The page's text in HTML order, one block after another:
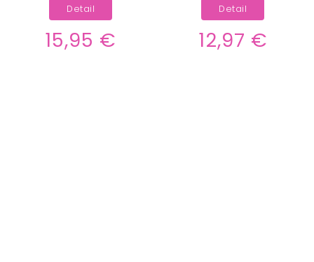
15,95 €
Detail
12,97 €
Detail